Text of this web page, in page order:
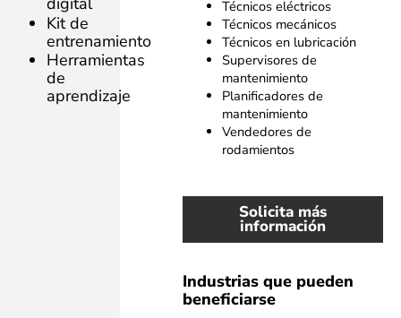
Kit de
entrenamiento
Herramientas
de
aprendizaje
Técnicos eléctricos
Técnicos mecánicos
Técnicos en lubricación
Supervisores de
mantenimiento
Planificadores de
mantenimiento
Vendedores de
rodamientos
Solicita más
información
Industrias que pueden
beneficiarse